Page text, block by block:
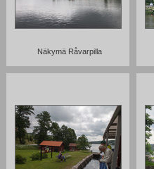
Näkymä Råvarpilla